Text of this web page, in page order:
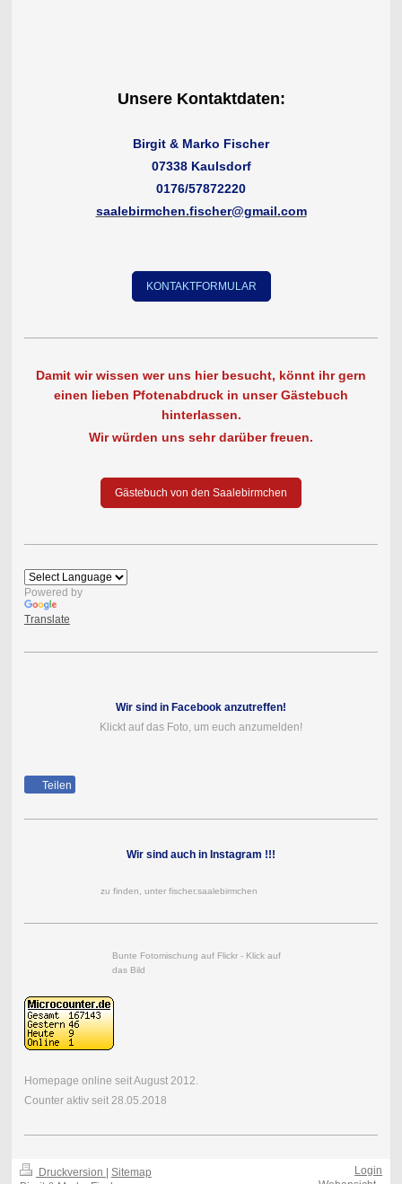
Unsere Kontaktdaten:
Birgit & Marko Fischer
07338 Kaulsdorf
0176/57872220
saalebirmchen.fischer@gmail.com
KONTAKTFORMULAR
Damit wir wissen wer uns hier besucht, könnt ihr gern
einen lieben Pfotenabdruck in unser Gästebuch
hinterlassen.
Wir würden uns sehr darüber freuen.
Gästebuch von den Saalebirmchen
Powered by
Translate
Wir sind in Facebook anzutreffen!
Klickt auf das Foto, um euch anzumelden!
Teilen
Wir sind auch in Instagram !!!
zu finden, unter fischer.saalebirmchen
Bunte Fotomischung auf Flickr - Klick auf
das Bild
Homepage online seit August 2012.
Counter aktiv seit 28.05.2018
Druckversion | Sitemap
Login